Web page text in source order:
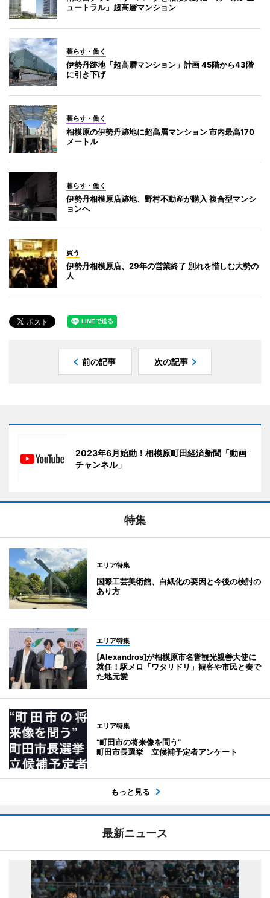
ュートラル」超高層マンション
暮らす・働く
伊勢丹跡地「超高層マンション」計画 45階から43階
に引き下げ
暮らす・働く
相模原の伊勢丹跡地に超高層マンション 市内最高170
メートル
暮らす・働く
伊勢丹相模原店跡地、野村不動産が購入 複合型マンシ
ョンへ
買う
伊勢丹相模原店、29年の営業終了 別れを惜しむ大勢の
人
前の記事 次の記事
2023年6月始動！相模原町田経済新聞「動画
チャンネル」
特集
エリア特集
国際工芸美術館、白紙化の要因と今後の検討の
あり方
エリア特集
[Alexandros]が相模原市名誉観光親善大使に
就任！駅メロ「ワタリドリ」観客や市民と奏で
た地元愛
エリア特集
“町田市の将来像を問う”
町田市長選挙 立候補予定者アンケート
もっと見る
最新ニュース